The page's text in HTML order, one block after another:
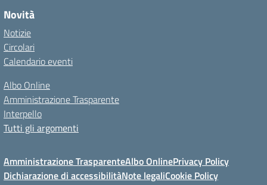
Novità
Notizie
Circolari
Calendario eventi
Albo Online
Amministrazione Trasparente
Interpello
Tutti gli argomenti
Amministrazione TrasparenteAlbo OnlinePrivacy Policy
Dichiarazione di accessibilitàNote legaliCookie Policy